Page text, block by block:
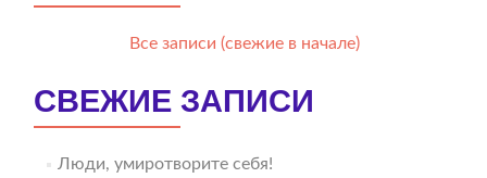
Все записи (свежие в начале)
СВЕЖИЕ ЗАПИСИ
Люди, умиротворите себя!